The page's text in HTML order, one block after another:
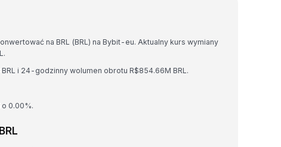
na BRL (BRL) na Bybit-eu. Aktualny kurs wymiany
i 24-godzinny wolumen obrotu R$854.66M BRL.
0.00%.